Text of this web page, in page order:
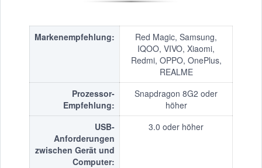
Markenempfehlung:
Red Magic, Samsung,
IQOO, VIVO, Xiaomi,
Redmi, OPPO, OnePlus,
REALME
Prozessor-
Empfehlung:
Snapdragon 8G2 oder
höher
USB-
Anforderungen
zwischen Gerät und
Computer:
3.0 oder höher